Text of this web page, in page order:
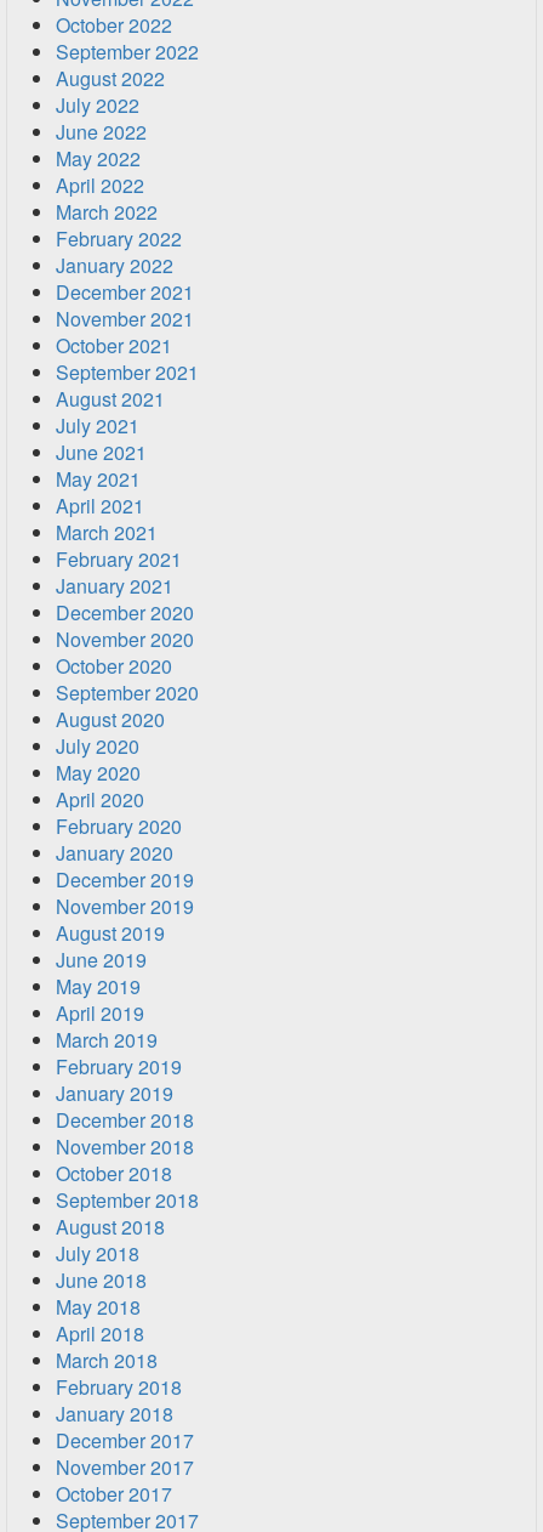
October 2022
September 2022
August 2022
July 2022
June 2022
May 2022
April 2022
March 2022
February 2022
January 2022
December 2021
November 2021
October 2021
September 2021
August 2021
July 2021
June 2021
May 2021
April 2021
March 2021
February 2021
January 2021
December 2020
November 2020
October 2020
September 2020
August 2020
July 2020
May 2020
April 2020
February 2020
January 2020
December 2019
November 2019
August 2019
June 2019
May 2019
April 2019
March 2019
February 2019
January 2019
December 2018
November 2018
October 2018
September 2018
August 2018
July 2018
June 2018
May 2018
April 2018
March 2018
February 2018
January 2018
December 2017
November 2017
October 2017
September 2017